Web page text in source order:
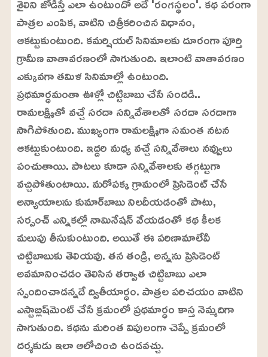
పాత్రల ఎంపిక, వాటిని చిత్రీకరించిన విధానం,
ఆకట్టుకుంటుంది. కమర్షియల్‌ సినిమాలకు దూరంగా పూర్తి
గ్రామీణ వాతావరణంలో సాగుతుంది. ఇలాంటి వాతావరణం
ఎక్కువగా తమిళ సినిమాల్లో ఉంటుంది.
ప్రథమార్ధమంతా ఊళ్లో చిట్టిబాబు చేసే సందడి..
రామలక్ష్మితో వచ్చే సరదా సన్నివేశాలతో సరదా సరదాగా
సాగిపోతుంది. ముఖ్యంగా రామలక్ష్మిగా సమంత నటన
ఆకట్టుకుంటుంది. ఇద్దరి మధ్య వచ్చే సన్నివేశాలు నవ్వులు
పంచుతాయి. పాటలు కూడా సన్నివేశాలకు తగ్గట్టుగా
వచ్చిపోతుంటాయి. మరోపక్క గ్రామంలో ప్రెసిడెంట్‌ చేసే
అన్యాయాలను కుమార్‌బాబు నిలదీయడంతో పాటు,
సర్పంచ్‌ ఎన్నికల్లో నామినేషన్‌ వేయడంతో కథ కీలక
మలుపు తీసుకుంటుంది. అయితే ఈ పరిణామాలేవీ
చిట్టిబాబుకు తెలియవు. తన తండ్రి, అన్నను ప్రెసిడెంట్‌
అవమానించడం తెలిసిన తర్వాత చిట్టిబాబు ఎలా
స్పందించాడన్నదే ద్వితీయార్ధం. పాత్రల పరిచయం వాటిని
ఎస్టాబ్లిష్‌మెంట్‌ చేసే క్రమంలో ప్రథమార్ధం కాస్త నెమ్మదిగా
సాగుతుంది. కథను మరింత విపులంగా చెప్పే క్రమంలో
దర్శకుడు ఇలా ఆలోచించి ఉండవచ్చు.